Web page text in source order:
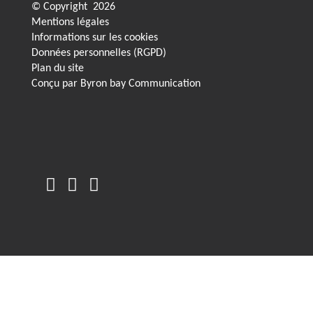
© Copyright 2026
Mentions légales
Informations sur les cookies
Données personnelles (RGPD)
Plan du site
Conçu par Byron bay Communication